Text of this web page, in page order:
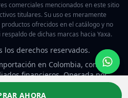
AHORA
comerciales mencionados en este sitio
titulares. Su uso es meramente
ofrecidos en el catálogo y no
de dichas marcas hacia Yaxa.
los derechos reservados.
en Colombia, con pago
financieros. Operada por
Company S.A.S.